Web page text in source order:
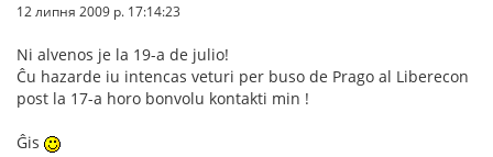
12 липня 2009 р. 17:14:23
Ni alvenos je la 19-a de julio!
Ĉu hazarde iu intencas veturi per buso de Prago al Liberecon
post la 17-a horo bonvolu kontakti min !
Ĝis